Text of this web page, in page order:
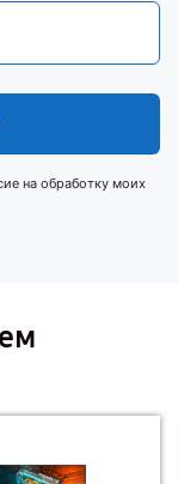
на обработку моих